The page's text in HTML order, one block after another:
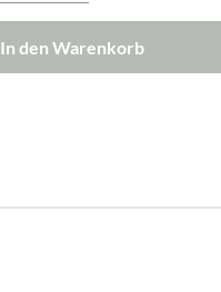
In den Warenkorb